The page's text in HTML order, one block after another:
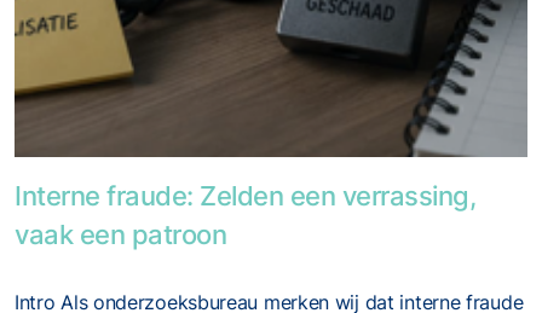
Interne fraude: Zelden een verrassing,
vaak een patroon
Intro Als onderzoeksbureau merken wij dat interne fraude